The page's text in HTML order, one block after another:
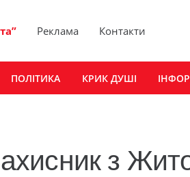
Реклама Контакти
ПОЛІТИКА КРИК ДУШІ
з